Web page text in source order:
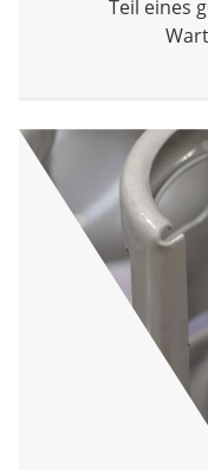
Teil eines